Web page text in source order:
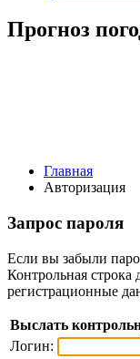
Прогноз
Главная
Авторизация
Запрос пароля
Если вы забыли
Контрольная
регистрационные
Выслать
Логин: